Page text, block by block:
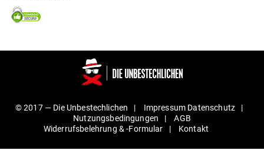
© 2017 — Die Unbestechlichen Impressum Daten­schutz
Nut­zungs­be­din­gungen
AGB
Wider­rufs­be­lehrung & ‑For­mular
Kontakt